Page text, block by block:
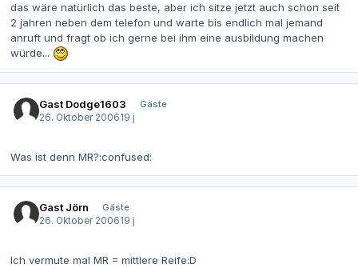
das wäre natürlich das beste, aber ich sitze jetzt auch schon seit
2 jahren neben dem telefon und warte bis endlich mal jemand
anruft und fragt ob ich gerne bei ihm eine ausbildung machen
würde...
Gast Dodge1603
Gäste
26. Oktober 200619 j
Was ist denn MR?:confused:
Gast Jörn
Gäste
26. Oktober 200619 j
Ich vermute mal MR = mittlere Reife:D